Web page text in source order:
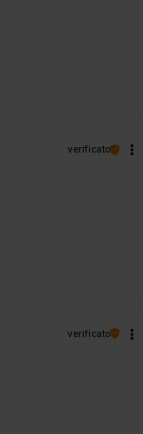
verificato
verificato